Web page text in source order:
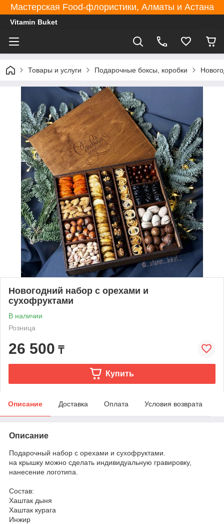
Мастерская Food-флористики, Алматы и Астана
Vitamin Buket
Товары и услуги Подарочные боксы, коробки
Новогодний набор с орехами и
сухофруктами
В наличии
Розница
26 500 ₸
Купить
Описание Доставка Оплата Условия возврата
Описание
Подарочный набор с орехами и сухофруктами.
на крышку можно сделать индивидуальную гравировку,
нанесение логотипа.
Состав:
Хаштак дыня
Хаштак курага
Инжир